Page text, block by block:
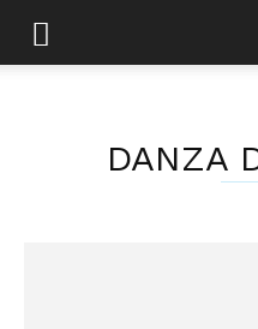
DANZA